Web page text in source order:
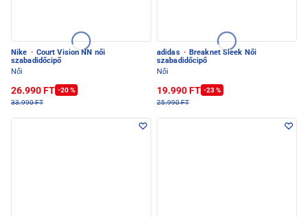
Nike · Court Vision NN női
szabadidőcipő
Női
26.990 FT -20 %
33.990 FT
adidas · Breaknet Sleek Női
szabadidőcipő
Női
19.990 FT -23 %
25.990 FT